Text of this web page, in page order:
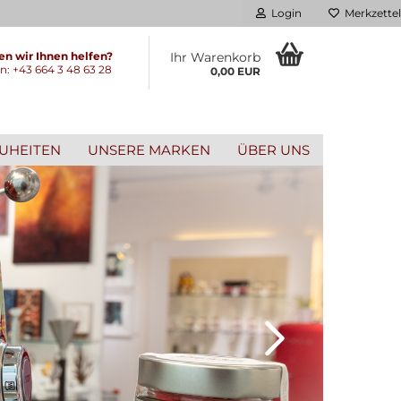
Login Merkzettel
wir Ihnen helfen?
+43 664 3 48 63 28
Ihr Warenkorb
0,00 EUR
UNSERE MARKEN ÜBER UNS